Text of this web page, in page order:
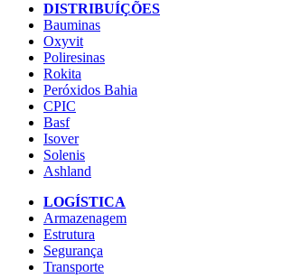
DISTRIBUÍÇÕES
Bauminas
Oxyvit
Poliresinas
Rokita
Peróxidos Bahia
CPIC
Basf
Isover
Solenis
Ashland
LOGÍSTICA
Armazenagem
Estrutura
Segurança
Transporte